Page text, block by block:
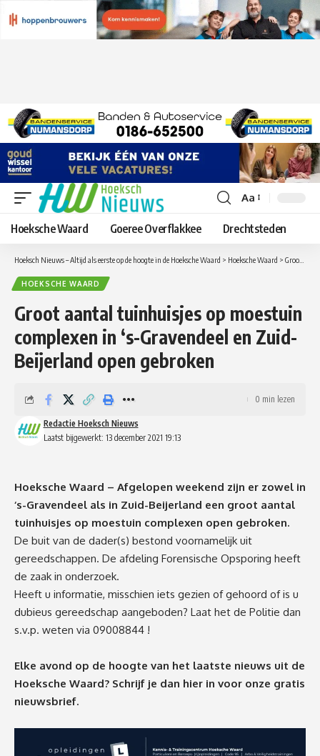
Lettergrootte
aanpassen
Aa
Hoeksche Waard Goeree Overflakkee Drechtsteden
Hoeksch Nieuws – Altijd als eerste op de hoogte in de Hoeksche Waard > Hoeksche Waard > Groot aantal tuinhuisjes op moestuin complexen in ‘s-Gravendeel en Zuid-Beijerland open gebroken
HOEKSCHE WAARD
Groot aantal tuinhuisjes op moestuin
complexen in ‘s-Gravendeel en Zuid-
Beijerland open gebroken
Laatst bijgewerkt: 13 december 2021 19:13
Redactie Hoeksch Nieuws
0 min lezen
Hoeksche Waard – Afgelopen weekend zijn er zowel in
‘s-Gravendeel als in Zuid-Beijerland een groot aantal
tuinhuisjes op moestuin complexen open gebroken.
De buit van de dader(s) bestond voornamelijk uit
gereedschappen. De afdeling Forensische Opsporing heeft
de zaak in onderzoek.
Heeft u informatie, misschien iets gezien of gehoord of is u
dubieus gereedschap aangeboden? Laat het de Politie dan
s.v.p. weten via 09008844 !
Elke avond op de hoogte van het laatste nieuws uit de
Hoeksche Waard? Schrijf je dan hier in voor onze gratis
nieuwsbrief.